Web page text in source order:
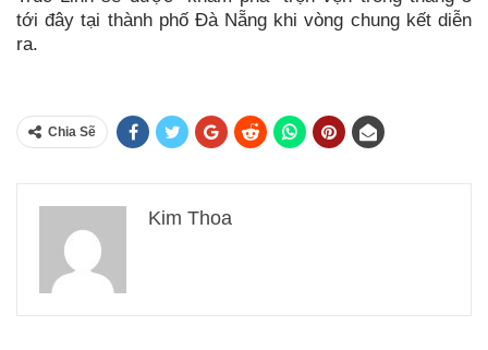
tới đây tại thành phố Đà Nẵng khi vòng chung kết diễn
ra.
Chia Sẽ
Kim Thoa